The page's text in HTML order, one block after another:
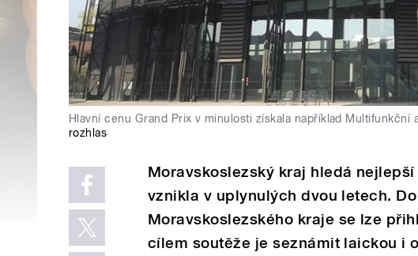
Hlavní cenu Grand Prix v minulosti získala například Multifunkční
rozhlas
Moravskoslezský kraj hledá
vznikla v uplynulých dvou letech.
Moravskoslezského kraje se lze
cílem soutěže je seznámit laickou i